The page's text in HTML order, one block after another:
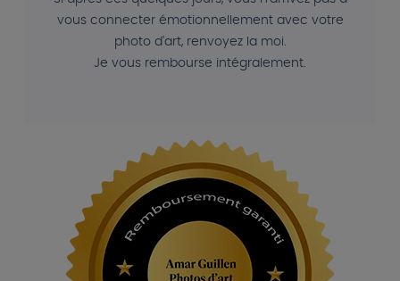
vous connecter émotionnellement avec votre
photo d'art, renvoyez la moi.
Je vous rembourse intégralement.